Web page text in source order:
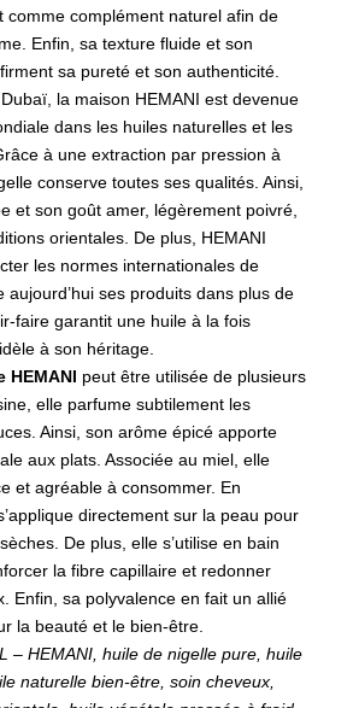
comme complément naturel afin de
Enfin, sa texture fluide et son
sa pureté et son authenticité.
la maison HEMANI est devenue
dans les huiles naturelles et les
à une extraction par pression à
conserve toutes ses qualités. Ainsi,
et son goût amer, légèrement poivré,
orientales. De plus, HEMANI
les normes internationales de
aujourd’hui ses produits dans plus de
faire garantit une huile à la fois
à son héritage.
HEMANI peut être utilisée de plusieurs
elle parfume subtilement les
Ainsi, son arôme épicé apporte
aux plats. Associée au miel, elle
et agréable à consommer. En
directement sur la peau pour
De plus, elle s’utilise en bain
la fibre capillaire et redonner
Enfin, sa polyvalence en fait un allié
la beauté et le bien-être.
– HEMANI, huile de nigelle pure, huile
naturelle bien-être, soin cheveux,